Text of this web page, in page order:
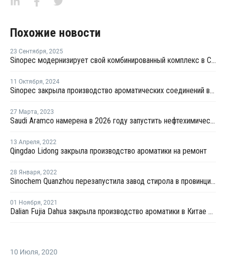
Похожие новости
23 Сентября, 2025
Sinopec модернизирует свой комбинированный комплекс в Синьцзяне
11 Октября, 2024
Sinopec закрыла производство ароматических соединений в Китае из-за механического сбоя
27 Марта, 2023
Saudi Aramco намерена в 2026 году запустить нефтехимический комплекс в Китае
13 Апреля, 2022
Qingdao Lidong закрыла производство ароматики на ремонт
28 Января, 2022
Sinochem Quanzhou перезапустила завод стирола в провинции Фуцзянь после ремонта
01 Ноября, 2021
Dalian Fujia Dahua закрыла производство ароматики в Китае на ремонт
10 Июля, 2020